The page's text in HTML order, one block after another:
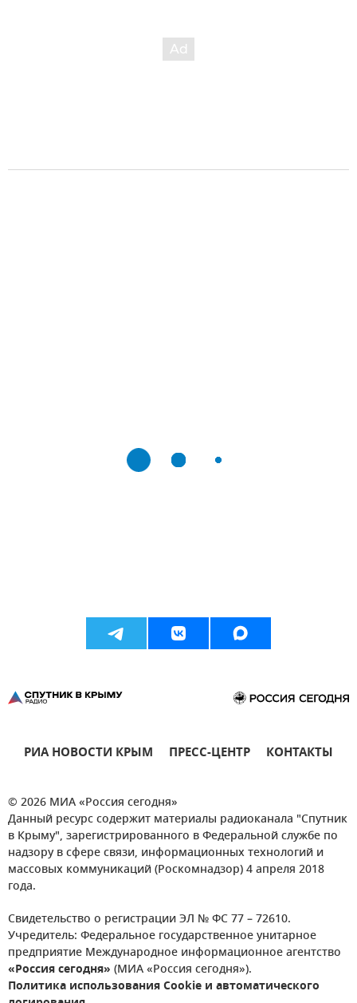
РИА НОВОСТИ КРЫМ ПРЕСС-ЦЕНТР КОНТАКТЫ
© 2026 МИА «Россия сегодня»
Данный ресурс содержит материалы радиоканала "Спутник
в Крыму", зарегистрированного в Федеральной службе по
надзору в сфере связи, информационных технологий и
массовых коммуникаций (Роскомнадзор) 4 апреля 2018
года.
Свидетельство о регистрации ЭЛ № ФС 77 – 72610.
Учредитель: Федеральное государственное унитарное
предприятие Международное информационное агентство
«Россия сегодня» (МИА «Россия сегодня»).
Политика использования Cookie и автоматического